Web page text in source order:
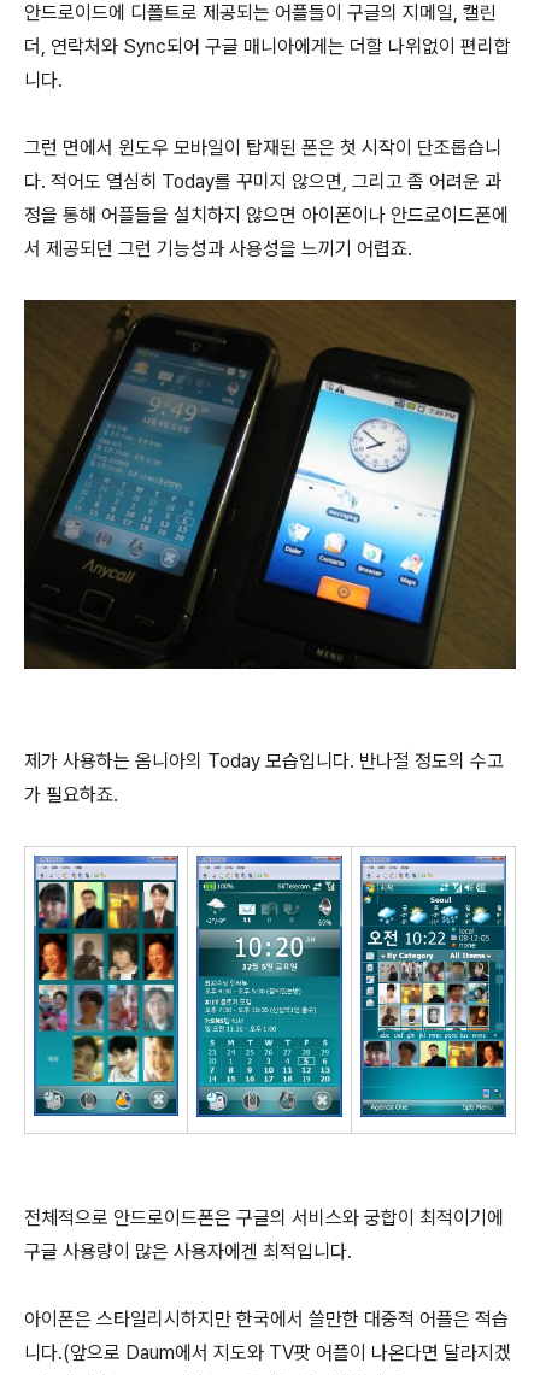
안드로이드에 디폴트로 제공되는 어플들이 구글의 지메일, 캘린
더, 연락처와 Sync되어 구글 매니아에게는 더할 나위없이 편리합
니다.
그런 면에서 윈도우 모바일이 탑재된 폰은 첫 시작이 단조롭습니
다. 적어도 열심히 Today를 꾸미지 않으면, 그리고 좀 어려운 과
정을 통해 어플들을 설치하지 않으면 아이폰이나 안드로이드폰에
서 제공되던 그런 기능성과 사용성을 느끼기 어렵죠.
제가 사용하는 옴니아의 Today 모습입니다. 반나절 정도의 수고
가 필요하죠.
전체적으로 안드로이드폰은 구글의 서비스와 궁합이 최적이기에
구글 사용량이 많은 사용자에겐 최적입니다.
아이폰은 스타일리시하지만 한국에서 쓸만한 대중적 어플은 적습
니다.(앞으로 Daum에서 지도와 TV팟 어플이 나온다면 달라지겠